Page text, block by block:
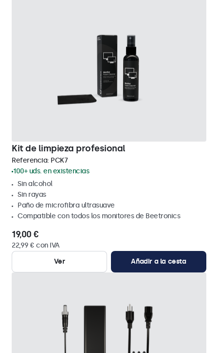
Kit de limpieza profesional
Referencia: PCK7
100+ uds. en existencias
Sin alcohol
Sin rayas
Paño de microfibra ultrasuave
Compatible con todos los monitores de Beetronics
19,00 €
22,99 € con IVA
Ver
Añadir a la cesta